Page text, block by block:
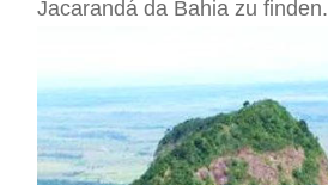
Jacarandá da Bahia zu finden.